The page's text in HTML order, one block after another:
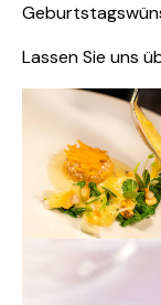
Lassen Sie uns